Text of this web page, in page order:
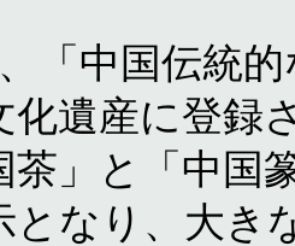
「中国伝統
化遺産に登録
茶」と「中
となり、大き